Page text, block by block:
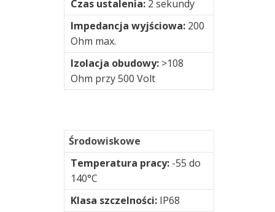
Czas ustalenia: 2 sekundy
Impedancja wyjściowa: 200
Ohm max.
Izolacja obudowy: >108
Ohm przy 500 Volt
Środowiskowe
Temperatura pracy: -55 do
140°C
Klasa szczelności: IP68